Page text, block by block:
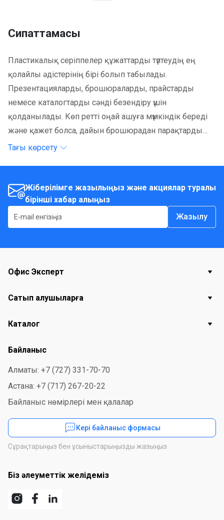
Сипаттамасы
Пластикалық серіппелер құжаттарды түптеудің ең
қолайлы әдістерінің бірі болып табылады.
Презентацияларды, брошюраларды, прайстарды
немесе каталогтарды сәнді безендіру үшін
қолданылады. Көп ретті оңай ашуға мүмкіндік береді
және қажет болса, дайын брошюрадан парақтарды
қосуға немесе алып тастауға болады.
Тағы көрсету
Жіберілімге жазылыңыз және акциялар туралы
бірінші хабар алыңыз
Жазылу
Офис Эксперт
Сатып алушыларға
Каталог
Байланыс
Алматы: +7 (727) 331-70-70
Астана: +7 (717) 267-20-22
Байланыс нөмірлері мен қалалар
Кері байланыс формасы
Сұрақтарыңыз бен ұсыныстарыңызды жазыңыз
Біз әлеуметтік желідеміз